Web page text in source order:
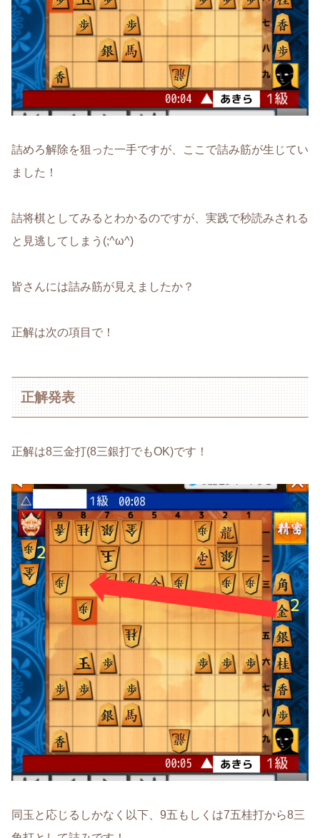
詰めろ解除を狙った一手ですが、ここで詰み筋が生じてい
ました！
詰将棋としてみるとわかるのですが、実践で秒読みされる
と見逃してしまう(;^ω^)
皆さんには詰み筋が見えましたか？
正解は次の項目で！
正解発表
正解は8三金打(8三銀打でもOK)です！
同玉と応じるしかなく以下、9五もしくは7五桂打から8三